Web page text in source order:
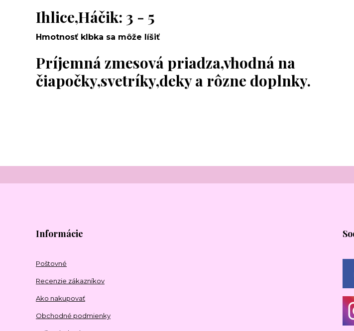
Ihlice,Háčik: 3 - 5
Hmotnosť klbka sa môže líšiť
Príjemná zmesová priadza,vhodná na
čiapočky,svetríky,deky a rôzne doplnky.
Informácie
Poštovné
Recenzie zákazníkov
Ako nakupovať
Obchodné podmienky